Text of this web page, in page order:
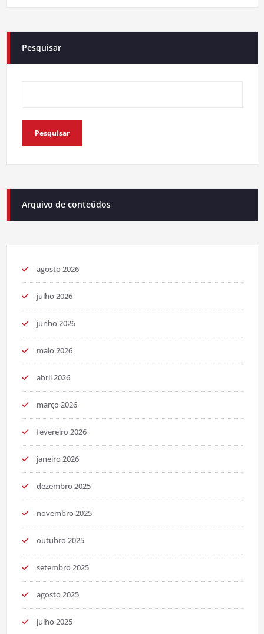
Pesquisar
Pesquisar
Arquivo de conteúdos
agosto 2026
julho 2026
junho 2026
maio 2026
abril 2026
março 2026
fevereiro 2026
janeiro 2026
dezembro 2025
novembro 2025
outubro 2025
setembro 2025
agosto 2025
julho 2025